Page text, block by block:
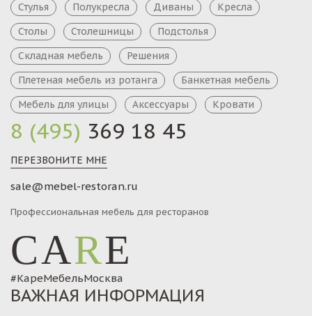
8 (495) 369 18 45
ПЕРЕЗВОНИТЕ МНЕ
sale@mebel-restoran.ru
Профессиональная мебель для ресторанов
CARE
#КареМебельМосква
Стулья Полукресла Диваны
Кресла
Столы
Столешницы
Подстолья
Складная мебель
Решения
Плетеная мебель из ротанга
Банкетная мебель
Мебель для улицы
Аксессуары Кровати
ВАЖНАЯ ИНФОРМАЦИЯ